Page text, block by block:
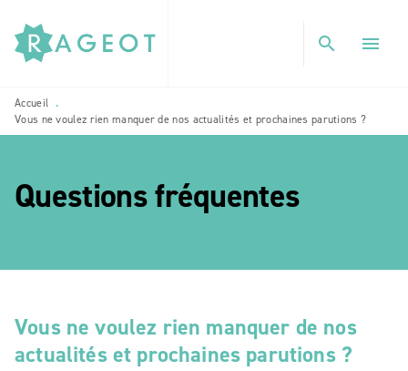
MENU RECHERCHE
PIED DE PAGE
search menu
Accueil •
Vous ne voulez rien manquer de nos actualités et prochaines parutions ?
Questions fréquentes
Vous ne voulez rien manquer de nos
actualités et prochaines parutions ?